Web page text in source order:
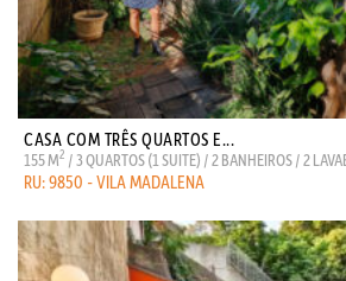
CASA COM TRÊS QUARTOS E...
155 M2 / 3 QUARTOS (1 SUITE) / 2 BANHEIROS / 2
RU: 9850 - VILA MADALENA